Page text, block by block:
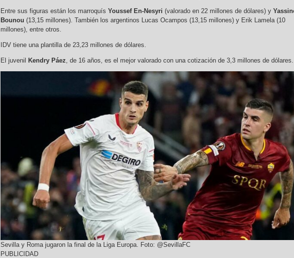
Entre sus figuras están los marroquís Youssef En-Nesyri (valorado en 22 millones de dólares) y
Bounou (13,15 millones). También los argentinos Lucas Ocampos (13,15 millones) y Erik Lamela (10
millones), entre otros.
IDV tiene una plantilla de 23,23 millones de dólares.
El juvenil Kendry Páez, de 16 años, es el mejor valorado con una cotización de 3,3 millones de dólares.
Sevilla y Roma jugaron la final de la Liga Europa. Foto: @SevillaFC
PUBLICIDAD